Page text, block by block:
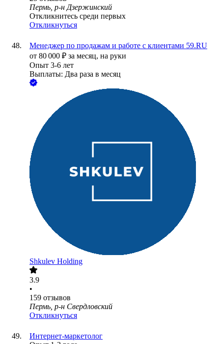
Пермь, р-н Дзержинский
Откликнитесь среди первых
Откликнуться
Менеджер по продажам и работе с клиентами 59.RU
от 80 000 ₽ за месяц, на руки
Опыт 3-6 лет
Выплаты: Два раза в месяц
Shkulev Holding
3.9
•
159 отзывов
Пермь, р-н Свердловский
Откликнуться
Интернет-маркетолог